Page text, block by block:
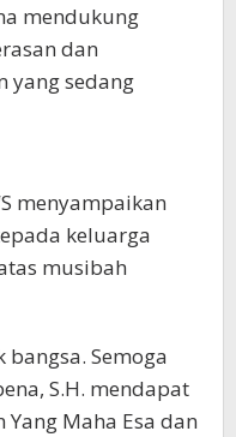
mendukung
dan
yang sedang
menyampaikan
keluarga
musibah
Semoga
S.H. mendapat
Maha Esa dan